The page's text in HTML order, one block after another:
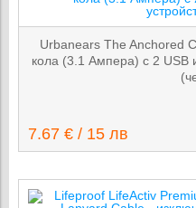
Urbanears The Anchored
кола (3.1 Aмпера) с 2 USB
7.67 € / 15 лв